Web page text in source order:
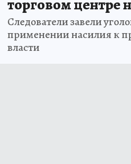
торговом центре
Следователи завели
применении насилия к
власти